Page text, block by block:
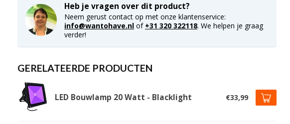
Heb je vragen over dit product?
Neem gerust contact op met onze klantenservice:
info@wantohave.nl of +31 320 322118. We helpen je graag
verder!
GERELATEERDE PRODUCTEN
LED Bouwlamp 20 Watt - Blacklight €33,99